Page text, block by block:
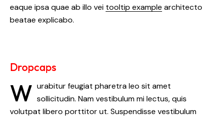
eaque ipsa quae ab illo vei tooltip example architecto
beatae explicabo.
Dropcaps
W urabitur feugiat pharetra leo sit amet
sollicitudin. Nam vestibulum mi lectus, quis
volutpat libero porttitor ut. Suspendisse vestibulum